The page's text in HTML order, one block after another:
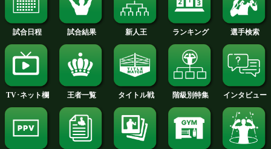
2015年
2014年
2013年